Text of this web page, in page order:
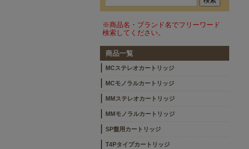
※商品名・ブランド名でフリーワード
検索してください。
商品一覧
MCステレオカートリッジ
MCモノラルカートリッジ
MMステレオカートリッジ
MMモノラルカートリッジ
SP盤用カートリッジ
T4Pタイプカートリッジ